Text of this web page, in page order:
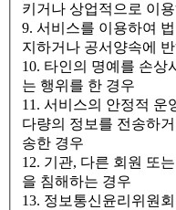
키거나 상업적으로 이
9. 서비스를 이용하여
지하거나 공서양속에
10. 타인의 명예를 손상
는 행위를 한 경우
11. 서비스의 안정적 운
다량의 정보를 전송하
송한 경우
12. 기관, 다른 회원 또
을 침해하는 경우
13. 정보통신윤리위원